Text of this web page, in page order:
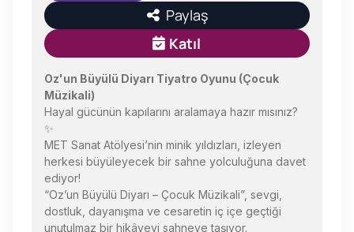
Paylaş
Katıl
Oz'un Büyülü Diyarı Tiyatro Oyunu (Çocuk
Müzikali)
Hayal gücünün kapılarını aralamaya hazır mısınız?
✨
MET Sanat Atölyesi’nin minik yıldızları, izleyen
herkesi büyüleyecek bir sahne yolculuğuna davet
ediyor!
“Oz’un Büyülü Diyarı – Çocuk Müzikali”, sevgi,
dostluk, dayanışma ve cesaretin iç içe geçtiği
unutulmaz bir hikâyeyi sahneye taşıyor.